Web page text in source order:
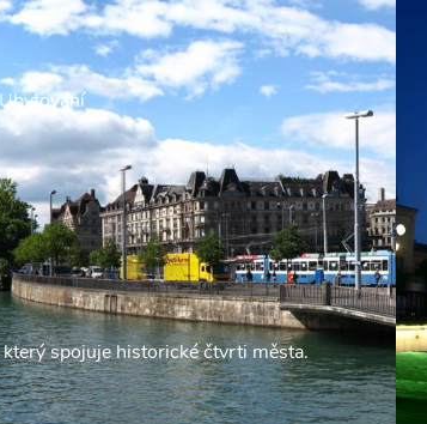
Ubytování
spojuje historické čtvrti města.